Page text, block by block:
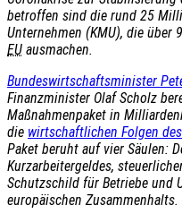
betroffen sind die rund 25
Unternehmen (KMU), die über
EU ausmachen.
Bundeswirtschaftsminister
Finanzminister Olaf Scholz
Maßnahmenpaket in
die wirtschaftlichen Folgen
Paket beruht auf vier Säulen:
Kurzarbeitergeldes,
Schutzschild für Betriebe und
europäischen Zusammenhalts.